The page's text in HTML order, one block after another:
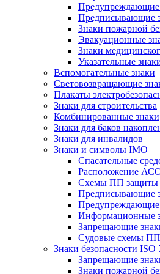
Предупреждающие
Предписывающие
Знаки пожарной
Эвакуационные
Знаки
Указательные
Вспомогательные знаки
Световозвращающие
Плакаты
Знаки для строительства
Комбинированные знаки
Знаки для баков
Знаки для инвалидов
Знаки и символы IMO
Спасательные
Расположение
Схемы ПП защиты
Предписывающие
Предупреждающие
Информационные
Запрещающие
Судовые схемы
Знаки безопасности ISO
Запрещающие
Знаки пожарной